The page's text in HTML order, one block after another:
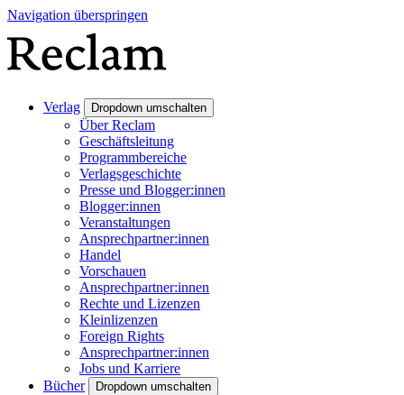
Navigation überspringen
Verlag Dropdown umschalten
Über Reclam
Geschäftsleitung
Programmbereiche
Verlagsgeschichte
Presse und Blogger:innen
Blogger:innen
Veranstaltungen
Ansprechpartner:innen
Handel
Vorschauen
Ansprechpartner:innen
Rechte und Lizenzen
Kleinlizenzen
Foreign Rights
Ansprechpartner:innen
Jobs und Karriere
Bücher
Dropdown umschalten